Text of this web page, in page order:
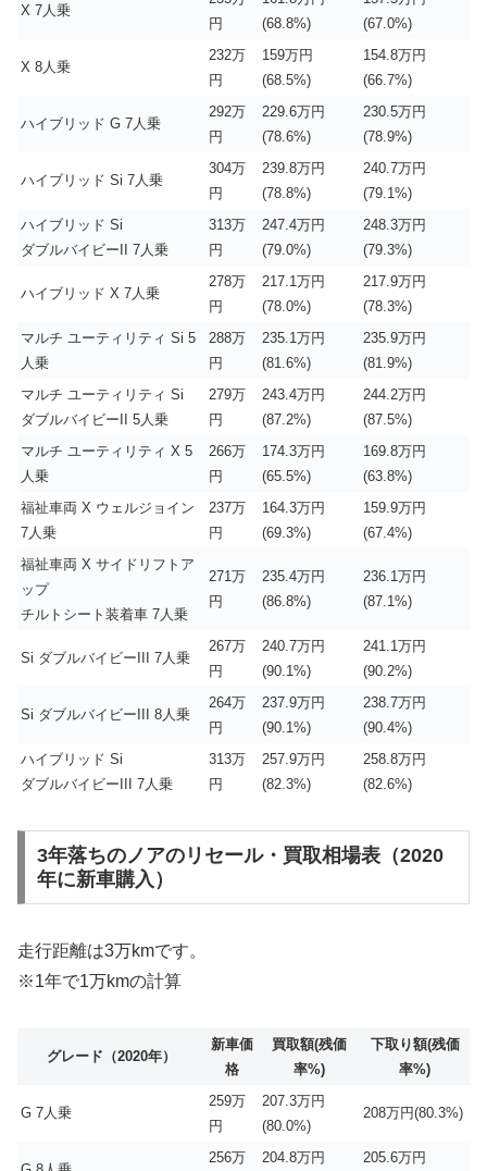
X 7人乗
円
(68.8%)
(67.0%)
X 8人乗
232万
円
159万円
(68.5%)
154.8万円
(66.7%)
ハイブリッド G 7人乗
292万
円
229.6万円
(78.6%)
230.5万円
(78.9%)
ハイブリッド Si 7人乗
304万
円
239.8万円
(78.8%)
240.7万円
(79.1%)
ハイブリッド Si
ダブルバイビーII 7人乗
313万
円
247.4万円
(79.0%)
248.3万円
(79.3%)
ハイブリッド X 7人乗
278万
円
217.1万円
(78.0%)
217.9万円
(78.3%)
マルチ ユーティリティ Si 5
人乗
288万
円
235.1万円
(81.6%)
235.9万円
(81.9%)
マルチ ユーティリティ Si
ダブルバイビーII 5人乗
279万
円
243.4万円
(87.2%)
244.2万円
(87.5%)
マルチ ユーティリティ X 5
人乗
266万
円
174.3万円
(65.5%)
169.8万円
(63.8%)
福祉車両 X ウェルジョイン
7人乗
237万
円
164.3万円
(69.3%)
159.9万円
(67.4%)
福祉車両 X サイドリフトア
ップ
チルトシート装着車 7人乗
271万
円
235.4万円
(86.8%)
236.1万円
(87.1%)
Si ダブルバイビーIII 7人乗
267万
円
240.7万円
(90.1%)
241.1万円
(90.2%)
Si ダブルバイビーIII 8人乗
264万
円
237.9万円
(90.1%)
238.7万円
(90.4%)
ハイブリッド Si
ダブルバイビーIII 7人乗
313万
円
257.9万円
(82.3%)
258.8万円
(82.6%)
3年落ちのノアのリセール・買取相場表（2020
年に新車購入）
走行距離は3万kmです。
※1年で1万kmの計算
グレード（2020年）
新車価
格
買取額(残価
率%)
下取り額(残価
率%)
G 7人乗
259万
円
207.3万円
(80.0%)
208万円(80.3%)
256万 204.8万円 205.6万円